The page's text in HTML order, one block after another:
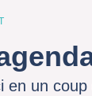
en un